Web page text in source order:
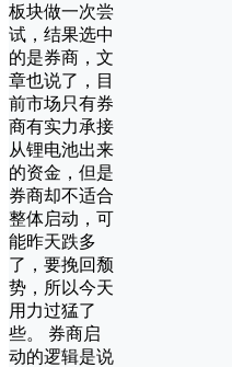
板块做一次尝
试，结果选中
的是券商，文
章也说了，目
前市场只有券
商有实力承接
从锂电池出来
的资金，但是
券商却不适合
整体启动，可
能昨天跌多
了，要挽回颓
势，所以今天
用力过猛了
些。 券商启
动的逻辑是说